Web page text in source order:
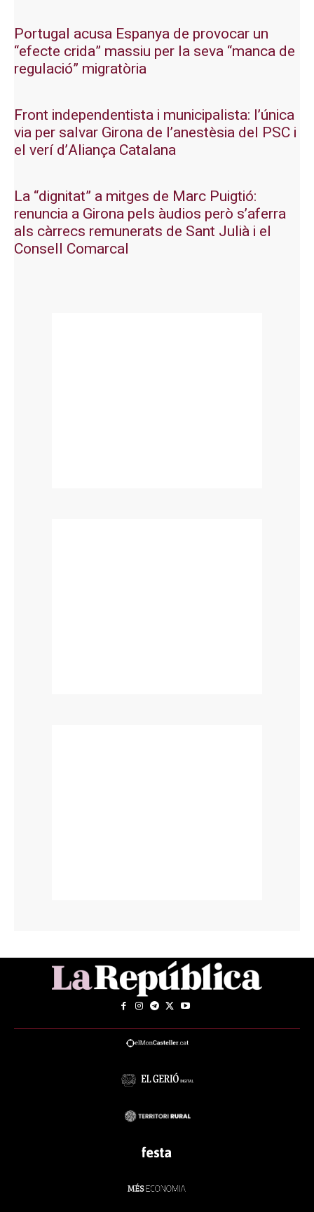
Portugal acusa Espanya de provocar un
“efecte crida” massiu per la seva “manca de
regulació” migratòria
Front independentista i municipalista: l’única
via per salvar Girona de l’anestèsia del PSC i
el verí d’Aliança Catalana
La “dignitat” a mitges de Marc Puigtió:
renuncia a Girona pels àudios però s’aferra
als càrrecs remunerats de Sant Julià i el
Consell Comarcal